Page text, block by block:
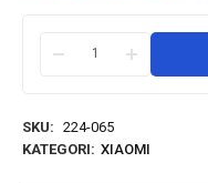
SKU: 224-065
KATEGORI: XIAOMI